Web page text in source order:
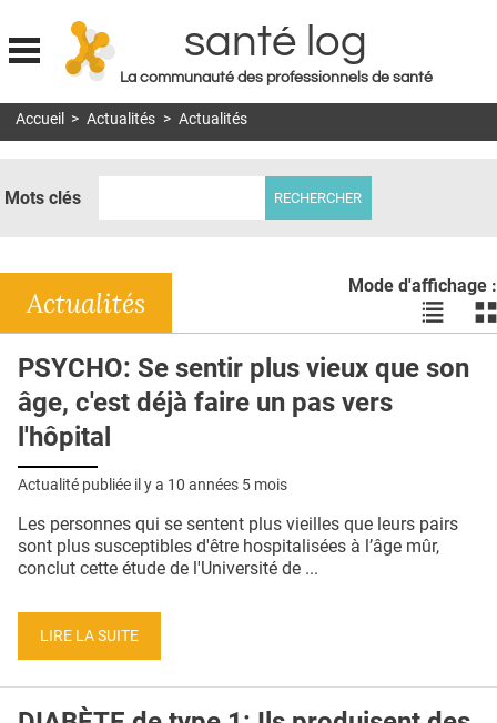
Jump to navigation
santé log
La communauté des professionnels de santé
MON COMPTE
DOSSIERS
RÉSEAUX
E-REVUE SAD
THÉMA
L'APP
PUBLICITÉ
CONTACT
Accueil > Actualités > Actualités
Mots clés
Mode d'affichage :
Voir
les
en
les
Actualités
PSYCHO: Se sentir plus vieux que son
âge, c'est déjà faire un pas vers
l'hôpital
Actualité publiée il y a 10 années 5 mois
Les personnes qui se sentent plus vieilles que leurs pairs
sont plus susceptibles d'être hospitalisées à l’âge mûr,
conclut cette étude de l'Université de ...
LIRE LA SUITE